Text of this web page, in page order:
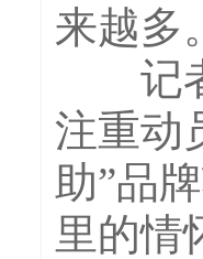
来越多
记者
注重动
助”品
里的情